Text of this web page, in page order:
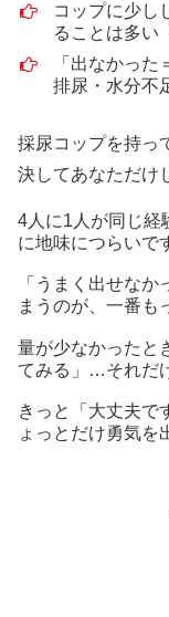
コップに少し
ることは多い
「出なかっ
排尿・水分不
採尿コップを持っ
決してあなただけ
4人に1人が同じ経
に地味につらいで
「うまく出せな
まうのが、一番も
量が少なかったと
てみる」…それだ
きっと「大丈夫で
ょっとだけ勇気を